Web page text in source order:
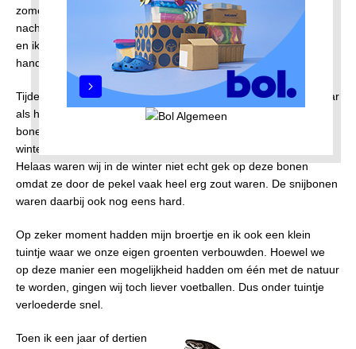
zomer rode kool, witte kool en savooiekool. In de winter na een
nachtvorst werden dan de spruitjes pas geoogst. Mijn broertje
en ik hebben heel wat zakken vol snijbonen door ons
handbediende snijbonenmolentje geduwd. Urenlang.
Tijdens het oogsten aten we natuurlijk zo vers van het veld maar
als het teveel werd en dat was al heel snel dan werden de
bonen “ingemaakt”. In grote Keulse potten werden er voor de
winter de sperziebonen en de snijbonen in de pekel gezet.
Helaas waren wij in de winter niet echt gek op deze bonen
omdat ze door de pekel vaak heel erg zout waren. De snijbonen
waren daarbij ook nog eens hard.
Op zeker moment hadden mijn broertje en ik ook een klein
tuintje waar we onze eigen groenten verbouwden. Hoewel we
op deze manier een mogelijkheid hadden om één met de natuur
te worden, gingen wij toch liever voetballen. Dus onder tuintje
verloederde snel.
Toen ik een jaar of dertien